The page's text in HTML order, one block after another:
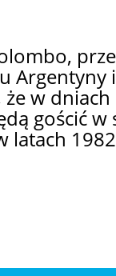
w
gościć
latach